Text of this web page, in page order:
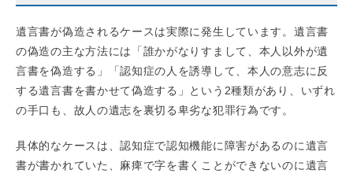
遺言書が偽造されるケースは実際に発生しています。遺言書
の偽造の主な方法には「誰かがなりすまして、本人以外が遺
言書を偽造する」「認知症の人を誘導して、本人の意志に反
する遺言書を書かせて偽造する」という2種類があり、いずれ
の手口も、故人の遺志を裏切る卑劣な犯罪行為です。
具体的なケースは、認知症で認知機能に障害があるのに遺言
書が書かれていた、麻痺で字を書くことができないのに遺言